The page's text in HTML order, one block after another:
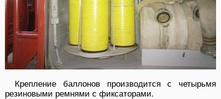
Крепление баллонов производится с четырьмя
резиновыми ремнями с фиксаторами.